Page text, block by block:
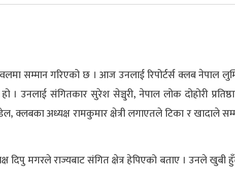
सम्मान गरिएको छ । आज उनलाई रिपोर्टर्स क्लब नेपाल
। उनलाई संगितकार सुरेश सेञ्चुरी, नेपाल लोक दोहोरी
क्लबका अध्यक्ष रामकुमार क्षेत्री लगाएतले टिका र खादाले
दिपु मगरले राज्यबाट संगित क्षेत्र हेपिएको बताए । उनले खुबी